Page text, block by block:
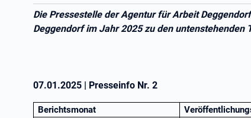
Die Pressestelle der Agentur für Arbeit
Deggendorf im Jahr 2025 zu den untenstehenden
07.01.2025 | Presseinfo Nr. 2
Berichtsmonat